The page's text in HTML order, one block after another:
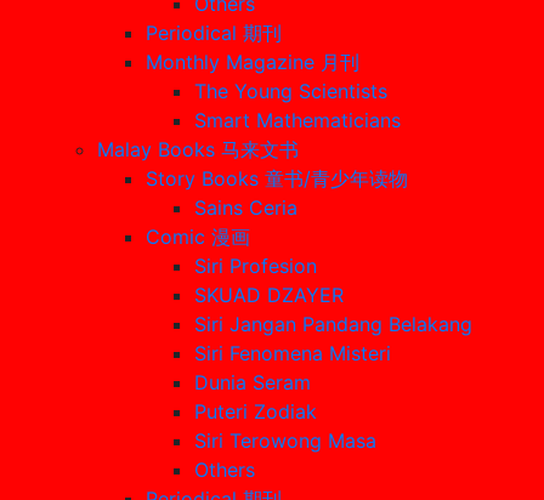
Periodical 期刊
Monthly Magazine 月刊
The Young Scientists
Smart Mathematicians
Malay Books 马来文书
Story Books 童书/青少年读物
Sains Ceria
Comic 漫画
Siri Profesion
SKUAD DZAYER
Siri Jangan Pandang Belakang
Siri Fenomena Misteri
Dunia Seram
Puteri Zodiak
Siri Terowong Masa
Others